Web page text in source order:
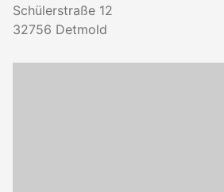
Schülerstraße 12
32756 Detmold